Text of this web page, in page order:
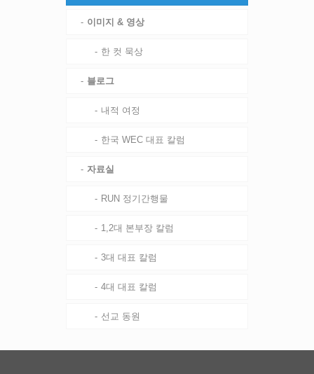
이미지 & 영상
한 컷 묵상
블로그
내적 여정
한국 WEC 대표 칼럼
자료실
RUN 정기간행물
1,2대 본부장 칼럼
3대 대표 칼럼
4대 대표 칼럼
선교 동원